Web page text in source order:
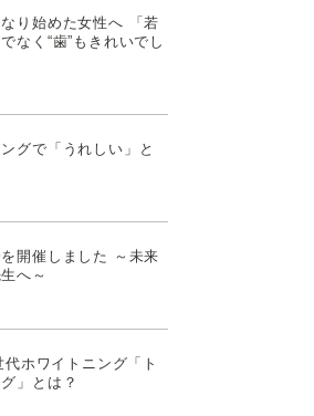
り始めた女性へ 「若
なく“歯”もきれいでし
グで「うれしい」と
開催しました ～未来
へ～
ホワイトニング「ト
」とは？